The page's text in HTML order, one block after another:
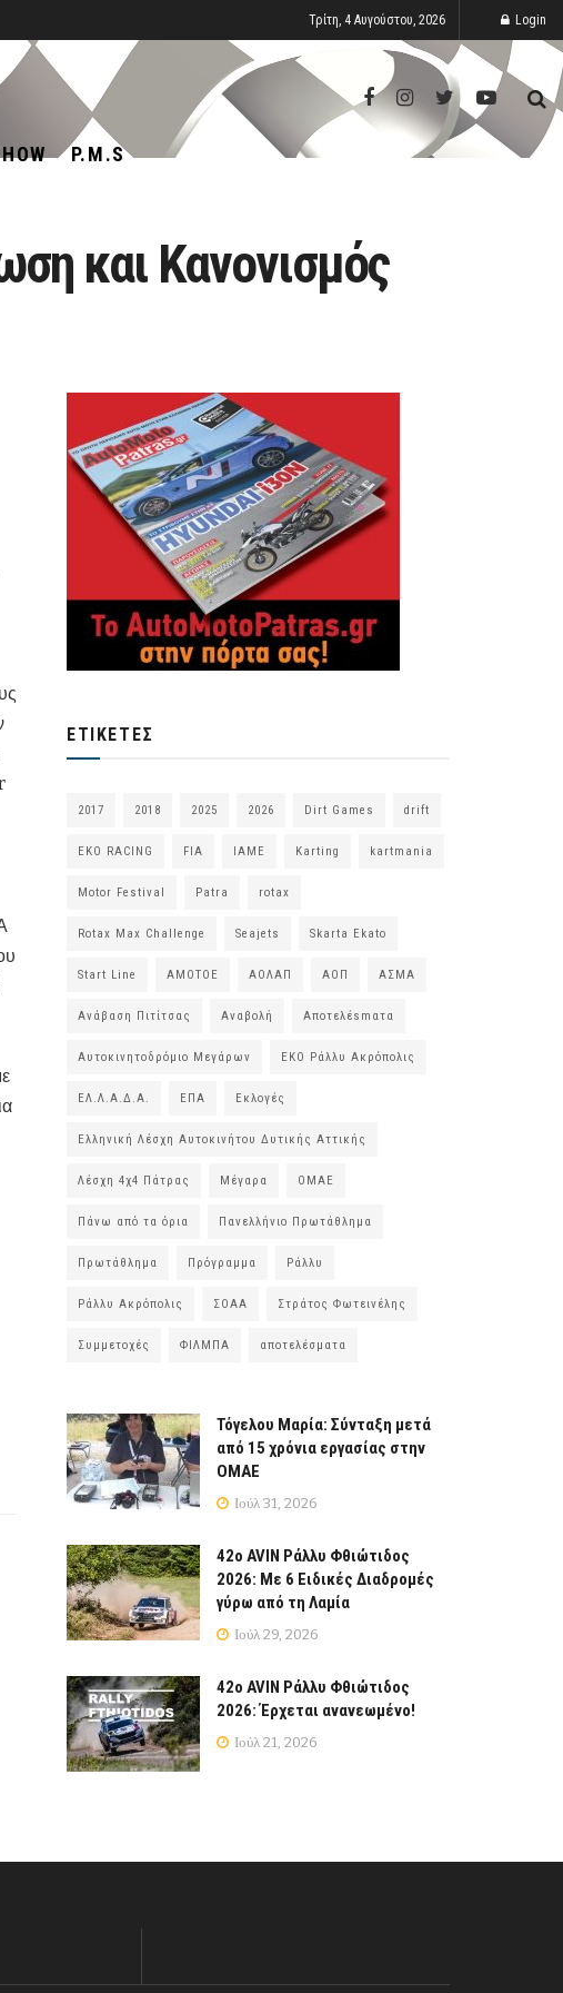
Τρίτη, 4 Αυγούστου, 2026 Login
P.M.S
και Κανονισμός
ΕΤΙΚΈΤΕΣ
2017 2018 2025 2026 Dirt Games drift
EKO RACING FIA IAME Karting kartmania
Motor Festival Patra rotax
Rotax Max Challenge Seajets Skarta Ekato
Start Line ΑΜΟΤΟΕ ΑΟΛΑΠ ΑΟΠ ΑΣΜΑ
Ανάβαση Πιτίτσας Αναβολή Αποτελέsmατα
Αυτοκινητοδρόμιο Μεγάρων ΕΚΟ Ράλλυ Ακρόπολις
ΕΛ.Λ.Α.Δ.Α. ΕΠΑ Εκλογές
Ελληνική Λέσχη Αυτοκινήτου Δυτικής Αττικής
Λέσχη 4χ4 Πάτρας Μέγαρα ΟΜΑΕ
Πάνω από τα όρια Πανελλήνιο Πρωτάθλημα
Πρωτάθλημα Πρόγραμμα Ράλλυ
Ράλλυ Ακρόπολις ΣΟΑΑ Στράτος Φωτεινέλης
Συμμετοχές ΦΙΛΜΠΑ αποτελέσματα
Τόγελου Μαρία: Σύνταξη μετά
από 15 χρόνια εργασίας στην
ΟΜΑΕ
Ιούλ 31, 2026
42ο AVIN Ράλλυ Φθιώτιδος
2026: Με 6 Ειδικές Διαδρομές
γύρω από τη Λαμία
Ιούλ 29, 2026
42ο AVIN Ράλλυ Φθιώτιδος
2026: Έρχεται ανανεωμένο!
Ιούλ 21, 2026